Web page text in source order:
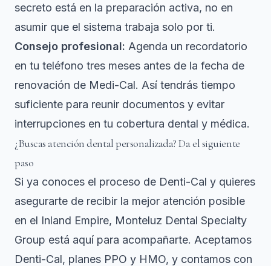
secreto está en la preparación activa, no en
asumir que el sistema trabaja solo por ti.
Consejo profesional: Agenda un recordatorio
en tu teléfono tres meses antes de la fecha de
renovación de Medi-Cal. Así tendrás tiempo
suficiente para reunir documentos y evitar
interrupciones en tu cobertura dental y médica.
¿Buscas atención dental personalizada? Da el siguiente
paso
Si ya conoces el proceso de Denti-Cal y quieres
asegurarte de recibir la mejor atención posible
en el Inland Empire, Monteluz Dental Specialty
Group está aquí para acompañarte. Aceptamos
Denti-Cal, planes PPO y HMO, y contamos con